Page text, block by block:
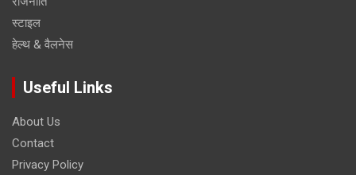
स्टाइल
हेल्थ & वैलनेस
Useful Links
About Us
Contact
Privacy Policy